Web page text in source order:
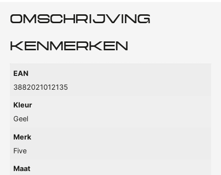
OMSCHRIJVING
KENMERKEN
EAN
3882021012135
Kleur
Geel
Merk
Five
Maat